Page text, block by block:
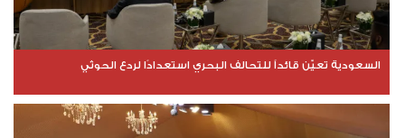
السعودية تعيّن قائداً للتحالف البحري استعدادًا لردع الحوثي